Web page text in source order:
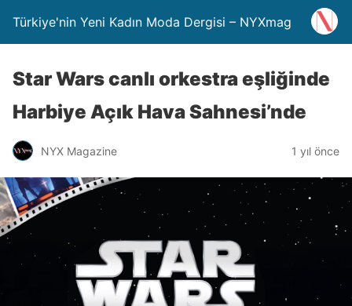
Türkiye'nin Yeni Kadın Moda Dergisi – NYXmag
Star Wars canlı orkestra eşliğinde
Harbiye Açık Hava Sahnesi’nde
NYX Magazine 1 yıl önce